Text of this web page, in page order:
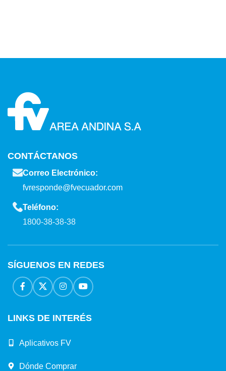
CONTÁCTANOS
Correo Electrónico:
fvresponde@fvecuador.com
Teléfono:
1800-38-38-38
SÍGUENOS EN REDES
LINKS DE INTERÉS
Aplicativos FV
Dónde Comprar